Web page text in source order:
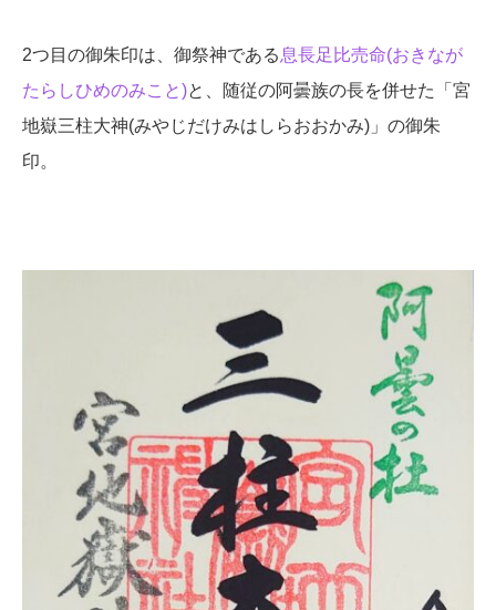
2つ目の御朱印は、御祭神である息長足比売命(おきなが
たらしひめのみこと)と、随従の阿曇族の長を併せた「宮
地嶽三柱大神(みやじだけみはしらおおかみ)」の御朱
印。